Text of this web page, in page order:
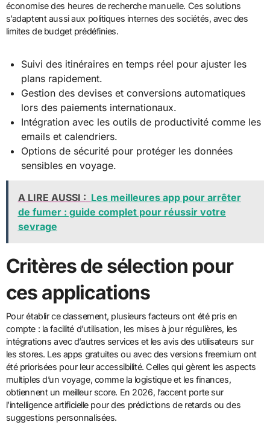
économise des heures de recherche manuelle. Ces solutions
s’adaptent aussi aux politiques internes des sociétés, avec des
limites de budget prédéfinies.
Suivi des itinéraires en temps réel pour ajuster les
plans rapidement.
Gestion des devises et conversions automatiques
lors des paiements internationaux.
Intégration avec les outils de productivité comme les
emails et calendriers.
Options de sécurité pour protéger les données
sensibles en voyage.
A LIRE AUSSI : Les meilleures app pour arrêter
de fumer : guide complet pour réussir votre
sevrage
Critères de sélection pour
ces applications
Pour établir ce classement, plusieurs facteurs ont été pris en
compte : la facilité d’utilisation, les mises à jour régulières, les
intégrations avec d’autres services et les avis des utilisateurs sur
les stores. Les apps gratuites ou avec des versions freemium ont
été priorisées pour leur accessibilité. Celles qui gèrent les aspects
multiples d’un voyage, comme la logistique et les finances,
obtiennent un meilleur score. En 2026, l’accent porte sur
l’intelligence artificielle pour des prédictions de retards ou des
suggestions personnalisées.